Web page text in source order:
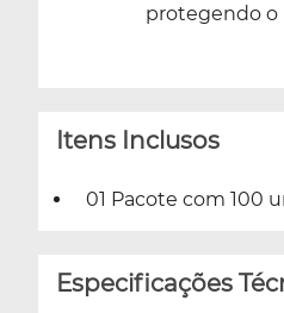
protegendo o
Itens Inclusos
01 Pacote com 100
Especificações